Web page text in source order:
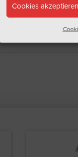
Cookies akzeptieren